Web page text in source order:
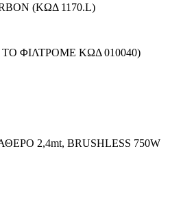
(ΚΩΔ 1170.L)
ΤΟ ΦΙΛΤΡΟΜΕ ΚΩΔ 010040)
2,4mt, BRUSHLESS 750W